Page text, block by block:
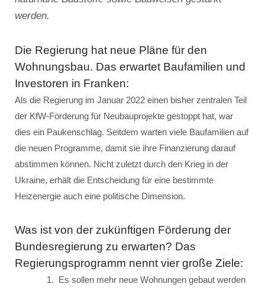
werden.
Die Regierung hat neue Pläne für den
Wohnungsbau. Das erwartet Baufamilien und
Investoren in Franken:
Als die Regierung im Januar 2022 einen bisher zentralen Teil
der KfW-Förderung für Neubauprojekte gestoppt hat, war
dies ein Paukenschlag. Seitdem warten viele Baufamilien auf
die neuen Programme, damit sie ihre Finanzierung darauf
abstimmen können. Nicht zuletzt durch den Krieg in der
Ukraine, erhält die Entscheidung für eine bestimmte
Heizenergie auch eine politische Dimension.
Was ist von der zukünftigen Förderung der
Bundesregierung zu erwarten? Das
Regierungsprogramm nennt vier große Ziele:
Es sollen mehr neue Wohnungen gebaut werden